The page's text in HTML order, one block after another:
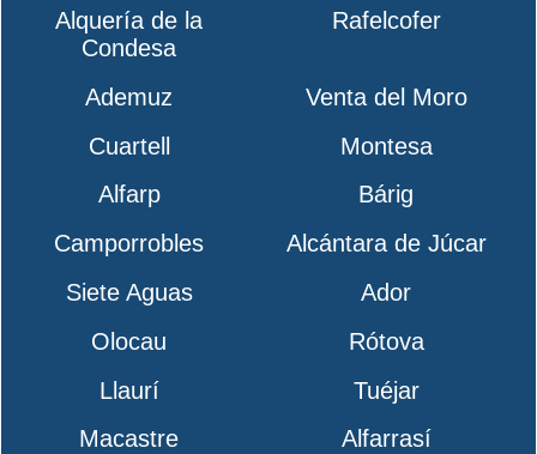
Alquería de la
Condesa
Rafelcofer
Ademuz
Venta del Moro
Cuartell
Montesa
Alfarp
Bárig
Camporrobles
Alcántara de Júcar
Siete Aguas
Ador
Olocau
Rótova
Llaurí
Tuéjar
Macastre
Alfarrasí